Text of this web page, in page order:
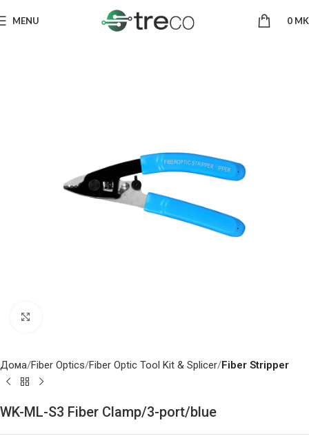
MENU 0
Дома Fiber Optics Fiber Optic Tool Kit & Splicer Fiber Stripper
WK-ML-S3 Fiber Clamp/3-port/blue